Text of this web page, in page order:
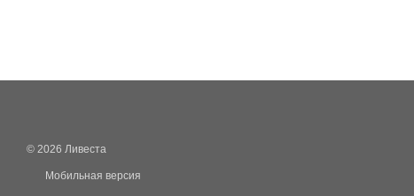
© 2026 Ливеста
Мобильная версия